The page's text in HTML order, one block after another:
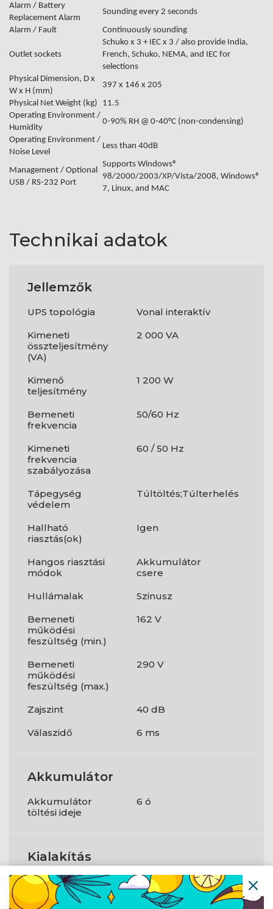
Alarm / Battery
Replacement Alarm
Sounding every 2 seconds
Alarm / Fault
Continuously sounding
Outlet sockets
Schuko x 3 + IEC x 3 / also provide India,
French, Schuko, NEMA, and IEC for
selections
Physical Dimension, D x
W x H (mm)
397 x 146 x 205
Physical Net Weight (kg)
11.5
Operating Environment /
Humidity
0-90% RH @ 0-40°C (non-condensing)
Operating Environment /
Noise Level
Less than 40dB
Management / Optional
USB / RS-232 Port
Supports Windows®
98/2000/2003/XP/Vista/2008, Windows®
7, Linux, and MAC
Technikai adatok
Jellemzők
UPS topológia
Vonal interaktív
Kimeneti
összteljesítmény
(VA)
2 000 VA
Kimenő
teljesítmény
1 200 W
Bemeneti
frekvencia
50/60 Hz
Kimeneti
frekvencia
szabályozása
60 / 50 Hz
Tápegység
védelem
Túltöltés;Túlterhelés
Hallható
riasztás(ok)
Igen
Hangos riasztási
módok
Akkumulátor
csere
Hullámalak
Szinusz
Bemeneti
működési
feszültség (min.)
162 V
Bemeneti
működési
feszültség (max.)
290 V
Zajszint
40 dB
Válaszidő
6 ms
Akkumulátor
Akkumulátor
töltési ideje
6 ó
Kialakítás
Külső megjelenés
Mini Tower
Termék színe
Fekete